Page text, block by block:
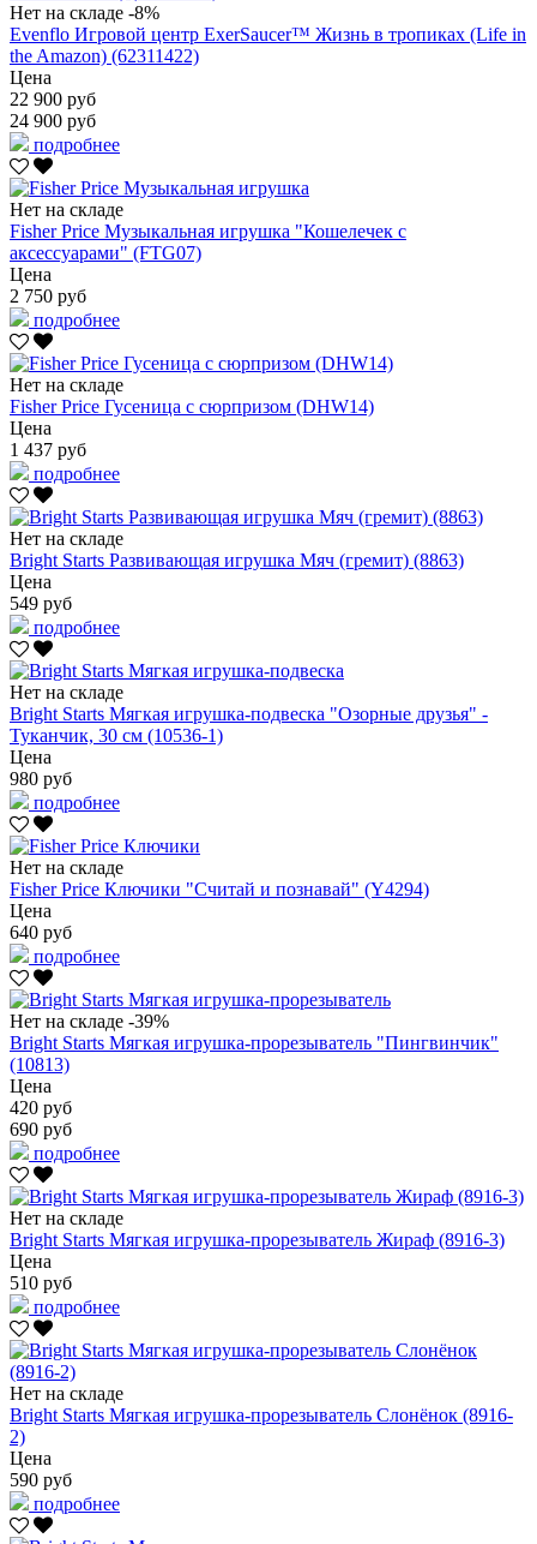
Нет на складе -8%
Evenflo Игровой центр ExerSaucer™ Жизнь в тропиках (Life in
the Amazon) (62311422)
Цена
22 900 руб
24 900 руб
подробнее
Нет на складе
Fisher Price Музыкальная игрушка "Кошелечек с
аксессуарами" (FTG07)
Цена
2 750 руб
подробнее
Нет на складе
Fisher Price Гусеница с сюрпризом (DHW14)
Цена
1 437 руб
подробнее
Нет на складе
Bright Starts Развивающая игрушка Мяч (гремит) (8863)
Цена
549 руб
подробнее
Нет на складе
Bright Starts Мягкая игрушка-подвеска "Озорные друзья" -
Туканчик, 30 см (10536-1)
Цена
980 руб
подробнее
Нет на складе
Fisher Price Ключики "Считай и познавай" (Y4294)
Цена
640 руб
подробнее
Нет на складе -39%
Bright Starts Мягкая игрушка-прорезыватель "Пингвинчик"
(10813)
Цена
420 руб
690 руб
подробнее
Нет на складе
Bright Starts Мягкая игрушка-прорезыватель Жираф (8916-3)
Цена
510 руб
подробнее
Нет на складе
Bright Starts Мягкая игрушка-прорезыватель Слонёнок (8916-
2)
Цена
590 руб
подробнее